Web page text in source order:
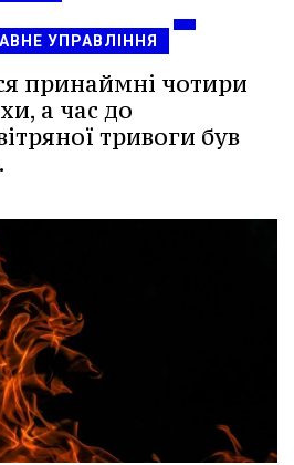
УПРАВЛІННЯ
принаймні чотири
а час до
тривоги був